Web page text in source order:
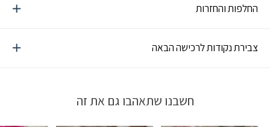
החלפות והחזרות
צבירת נקודות לרכישה הבאה
חשבנו שתאהבו גם את זה